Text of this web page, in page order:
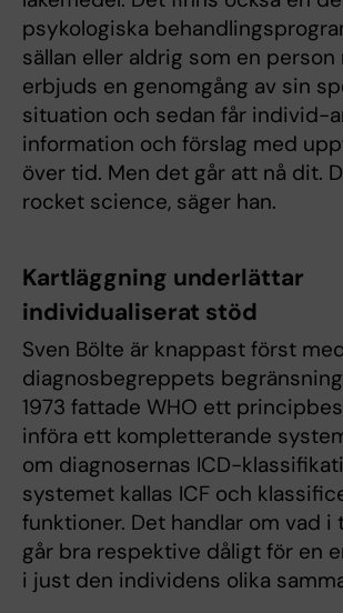
psykologiska
sällan eller aldrig som en
erbjuds en genomgång av sin
situation och sedan får individ-
information och förslag med
över tid. Men det går att nå dit.
rocket science, säger han.
Kartläggning underlättar
individualiserat stöd
Sven Bölte är knappast först
diagnosbegreppets
1973 fattade WHO ett
införa ett kompletterande
om diagnosernas ICD-
systemet kallas ICF och
funktioner. Det handlar om vad i
går bra respektive dåligt för en
i just den individens olika